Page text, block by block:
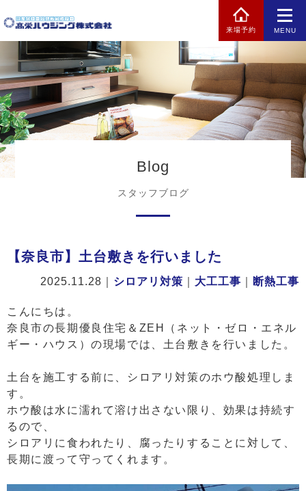
来場予約 MENU
Blog
スタッフブログ
【奈良市】土台敷きを行いました
2025.11.28 シロアリ対策 大工工事 断熱工事
こんにちは。
奈良市の長期優良住宅＆ZEH（ネット・ゼロ・エネル
ギー・ハウス）の現場では、土台敷きを行いました。
土台を施工する前に、シロアリ対策のホウ酸処理しま
す。
ホウ酸は水に濡れて溶け出さない限り、効果は持続す
るので、
シロアリに食われたり、腐ったりすることに対して、
長期に渡って守ってくれます。